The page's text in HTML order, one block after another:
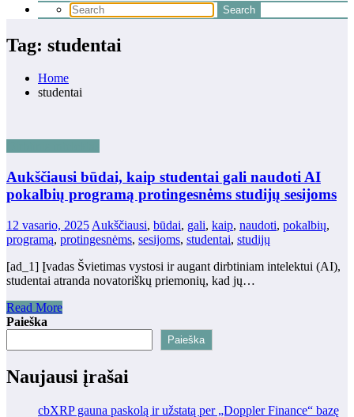
Tag: studentai
Home
studentai
Aukščiausi būdai, kaip studentai gali naudoti AI
pokalbių programą protingesnėms studijų sesijoms
12 vasario, 2025 Aukščiausi, būdai, gali, kaip, naudoti, pokalbių,
programą, protingesnėms, sesijoms, studentai, studijų
[ad_1] Įvadas Švietimas vystosi ir augant dirbtiniam intelektui (AI),
studentai atranda novatoriškų priemonių, kad jų…
Read More
Paieška
Paieška
Naujausi įrašai
cbXRP gauna paskolą ir užstatą per „Doppler Finance“ bazę